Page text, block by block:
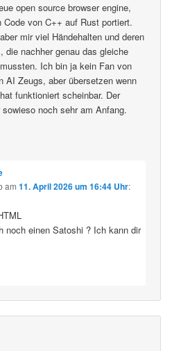
open source browser engine,
Code von C++ auf Rust portiert.
mir viel Händehalten und deren
die nachher genau das gleiche
Ich bin ja kein Fan von
AI Zeugs, aber übersetzen wenn
funktioniert scheinbar. Der
noch sehr am Anfang.
am 11. April 2026 um 16:44 Uhr:
noch einen Satoshi ? Ich kann dir